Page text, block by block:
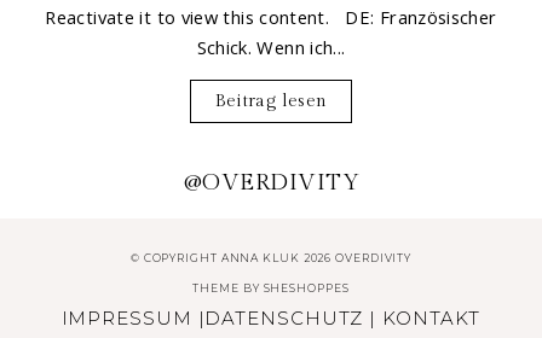
Reactivate it to view this content. DE: Französischer
Schick. Wenn ich...
Beitrag lesen
@OVERDIVITY
© COPYRIGHT ANNA KLUK 2026 OVERDIVITY
THEME BY SHESHOPPES
IMPRESSUM | DATENSCHUTZ | KONTAKT